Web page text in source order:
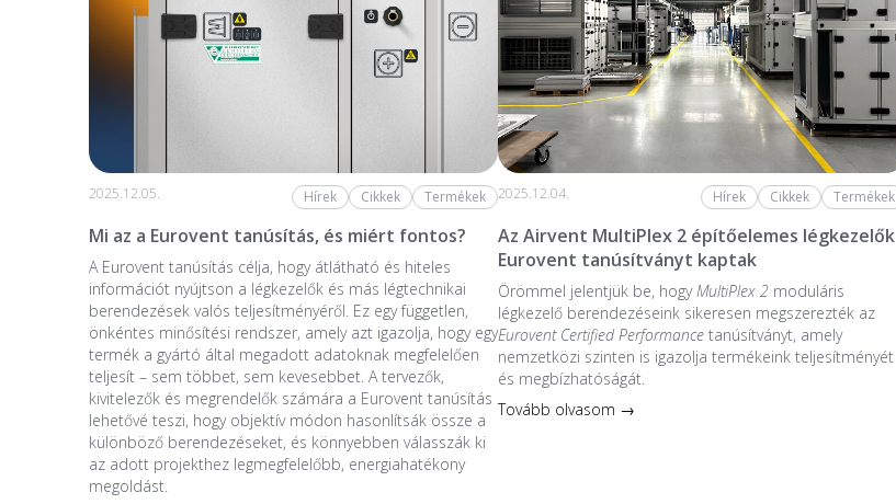
2025.12.05. Hírek Cikkek Termékek
Mi az a Eurovent tanúsítás, és miért fontos?
A Eurovent tanúsítás célja, hogy átlátható és hiteles
információt nyújtson a légkezelők és más légtechnikai
berendezések valós teljesítményéről. Ez egy független,
önkéntes minősítési rendszer, amely azt igazolja, hogy egy
termék a gyártó által megadott adatoknak megfelelően
teljesít – sem többet, sem kevesebbet. A tervezők,
kivitelezők és megrendelők számára a Eurovent tanúsítás
lehetővé teszi, hogy objektív módon hasonlítsák össze a
különböző berendezéseket, és könnyebben válasszák ki
az adott projekthez legmegfelelőbb, energiahatékony
megoldást.
2025.12.04. Hírek Cikkek Termékek
Az Airvent MultiPlex 2 építőelemes légkezelők
Eurovent tanúsítványt kaptak
Örömmel jelentjük be, hogyMultiPlex 2moduláris
légkezelő berendezéseink sikeresen megszerezték az
Eurovent Certified Performancetanúsítványt, amely
nemzetközi szinten is igazolja termékeink teljesítményét
és megbízhatóságát.
Tovább olvasom →